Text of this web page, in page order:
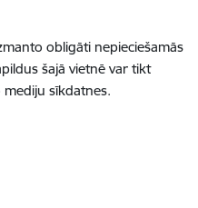
obligāti nepieciešamās
šajā vietnē var tikt
sīkdatnes.